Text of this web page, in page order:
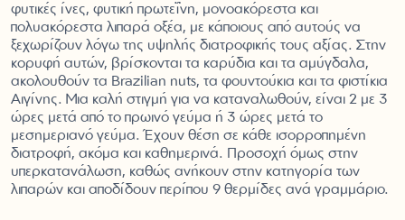
φυτικές ίνες, φυτική πρωτεΐνη, μονοακόρεστα και
πολυακόρεστα λιπαρά οξέα, με κάποιους από αυτούς να
ξεχωρίζουν λόγω της υψηλής διατροφικής τους αξίας. Στην
κορυφή αυτών, βρίσκονται τα καρύδια και τα αμύγδαλα,
ακολουθούν τα Brazilian nuts, τα φουντούκια και τα φιστίκια
Αιγίνης. Μια καλή στιγμή για να καταναλωθούν, είναι 2 με 3
ώρες μετά από το πρωινό γεύμα ή 3 ώρες μετά το
μεσημεριανό γεύμα. Έχουν θέση σε κάθε ισορροπημένη
διατροφή, ακόμα και καθημερινά. Προσοχή όμως στην
υπερκατανάλωση, καθώς ανήκουν στην κατηγορία των
λιπαρών και αποδίδουν περίπου 9 θερμίδες ανά γραμμάριο.